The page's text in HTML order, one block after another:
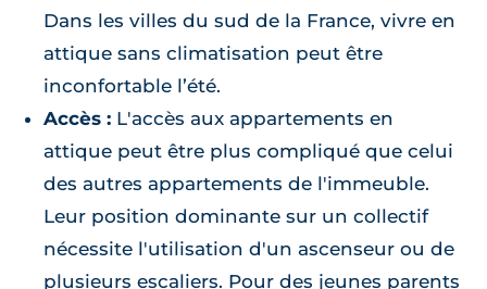
Dans les villes du sud de la France, vivre en
attique sans climatisation peut être
inconfortable l’été.
Accès : L'accès aux appartements en
attique peut être plus compliqué que celui
des autres appartements de l'immeuble.
Leur position dominante sur un collectif
nécessite l'utilisation d'un ascenseur ou de
plusieurs escaliers. Pour des jeunes parents